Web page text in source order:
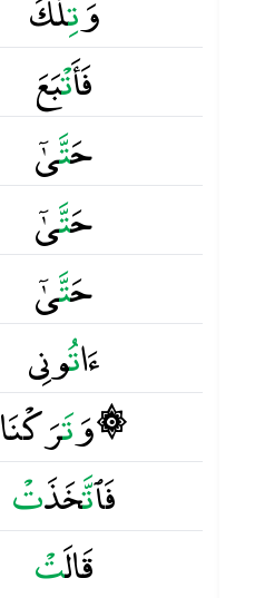
فَأَتْبَعَ
حَتَّىٰٓ
حَتَّىٰٓ
حَتَّىٰٓ
ءَاتُونِى
۞ وَتَرَكْنَا
فَٱتَّخَذَت
قَالَت